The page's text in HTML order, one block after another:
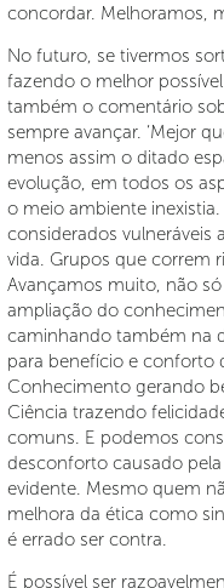
concordar. Melhoramos,
No futuro, se tivermos
fazendo o melhor
também o comentário
sempre avançar. ‘Mejor
menos assim o ditado
evolução, em todos os
o meio ambiente
considerados vulneráveis
vida. Grupos que correm
Avançamos muito, não
ampliação do
caminhando também na
para benefício e conforto
Conhecimento gerando
Ciência trazendo
comuns. E podemos
desconforto causado
evidente. Mesmo quem
melhora da ética como
é errado ser contra.
É possível ser